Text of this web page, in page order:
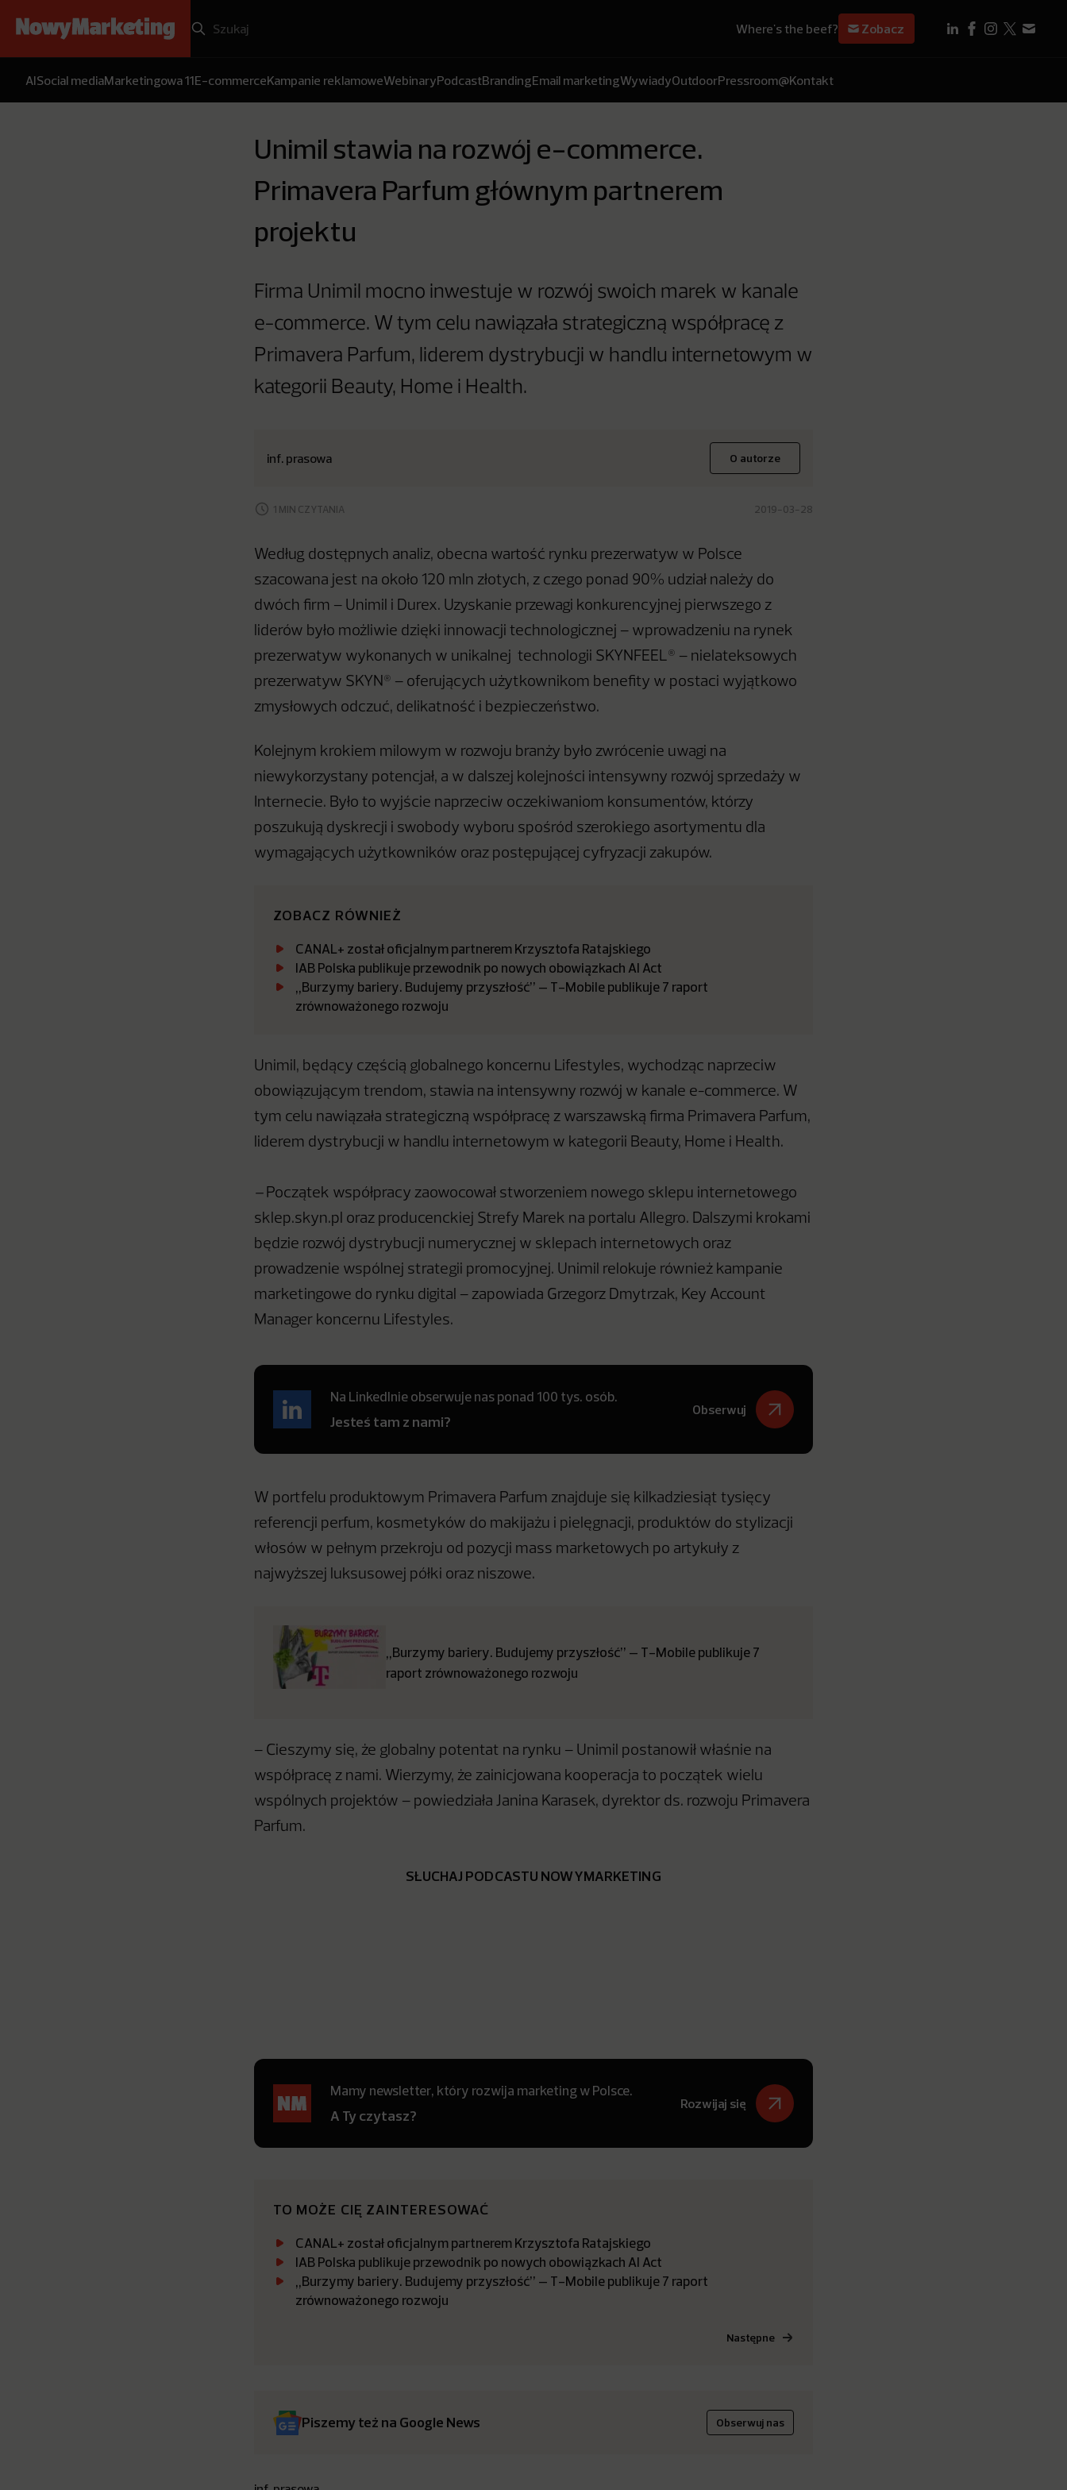
Where's the beef? Zobacz
AISocial mediaMarketingowa 11E-commerceKampanie reklamoweWebinaryPodcastBrandingEmail marketingWywiadyOutdoorPressroom@Kontakt
Unimil stawia na rozwój e-commerce.
Primavera Parfum głównym partnerem
projektu
Firma Unimil mocno inwestuje w rozwój swoich marek w kanale
e-commerce. W tym celu nawiązała strategiczną współpracę z
Primavera Parfum, liderem dystrybucji w handlu internetowym w
kategorii Beauty, Home i Health.
inf. prasowa O autorze
1 MIN CZYTANIA 2019-03-28
Według dostępnych analiz, obecna wartość rynku prezerwatyw w Polsce
szacowana jest na około 120 mln złotych, z czego ponad 90% udział należy do
dwóch firm – Unimil i Durex. Uzyskanie przewagi konkurencyjnej pierwszego z
liderów było możliwie dzięki innowacji technologicznej – wprowadzeniu na rynek
prezerwatyw wykonanych w unikalnej technologii SKYNFEEL® – nielateksowych
prezerwatyw SKYN® – oferujących użytkownikom benefity w postaci wyjątkowo
zmysłowych odczuć, delikatność i bezpieczeństwo.
Kolejnym krokiem milowym w rozwoju branży było zwrócenie uwagi na
niewykorzystany potencjał, a w dalszej kolejności intensywny rozwój sprzedaży w
Internecie. Było to wyjście naprzeciw oczekiwaniom konsumentów, którzy
poszukują dyskrecji i swobody wyboru spośród szerokiego asortymentu dla
wymagających użytkowników oraz postępującej cyfryzacji zakupów.
ZOBACZ RÓWNIEŻ
CANAL+ został oficjalnym partnerem Krzysztofa Ratajskiego
IAB Polska publikuje przewodnik po nowych obowiązkach AI Act
„Burzymy bariery. Budujemy przyszłość” – T-Mobile publikuje 7 raport
zrównoważonego rozwoju
Unimil, będący częścią globalnego koncernu Lifestyles, wychodząc naprzeciw
obowiązującym trendom, stawia na intensywny rozwój w kanale e-commerce. W
tym celu nawiązała strategiczną współpracę z warszawską firma Primavera Parfum,
liderem dystrybucji w handlu internetowym w kategorii Beauty, Home i Health.
– Początek współpracy zaowocował stworzeniem nowego sklepu internetowego
sklep.skyn.pl oraz producenckiej Strefy Marek na portalu Allegro. Dalszymi krokami
będzie rozwój dystrybucji numerycznej w sklepach internetowych oraz
prowadzenie wspólnej strategii promocyjnej. Unimil relokuje również kampanie
marketingowe do rynku digital – zapowiada Grzegorz Dmytrzak, Key Account
Manager koncernu Lifestyles.
Na LinkedInie obserwuje nas ponad 100 tys. osób.
Jesteś tam z nami?
Obserwuj
W portfelu produktowym Primavera Parfum znajduje się kilkadziesiąt tysięcy
referencji perfum, kosmetyków do makijażu i pielęgnacji, produktów do stylizacji
włosów w pełnym przekroju od pozycji mass marketowych po artykuły z
najwyższej luksusowej półki oraz niszowe.
„Burzymy bariery. Budujemy przyszłość” – T-Mobile publikuje 7
raport zrównoważonego rozwoju
– Cieszymy się, że globalny potentat na rynku – Unimil postanowił właśnie na
współpracę z nami. Wierzymy, że zainicjowana kooperacja to początek wielu
wspólnych projektów – powiedziała Janina Karasek, dyrektor ds. rozwoju Primavera
Parfum.
SŁUCHAJ PODCASTU NOWYMARKETING
Mamy newsletter, który rozwija marketing w Polsce.
A Ty czytasz?
Rozwijaj się
TO MOŻE CIĘ ZAINTERESOWAĆ
CANAL+ został oficjalnym partnerem Krzysztofa Ratajskiego
IAB Polska publikuje przewodnik po nowych obowiązkach AI Act
„Burzymy bariery. Budujemy przyszłość” – T-Mobile publikuje 7 raport
zrównoważonego rozwoju
Następne
Piszemy też na Google News Obserwuj nas